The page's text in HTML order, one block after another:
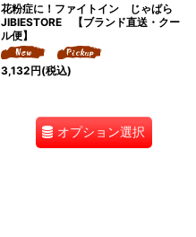
花粉症に！ファイトイン じゃばら
JIBIESTORE 【ブランド直送・クー
ル便】
3,132円(税込)
オプション選択